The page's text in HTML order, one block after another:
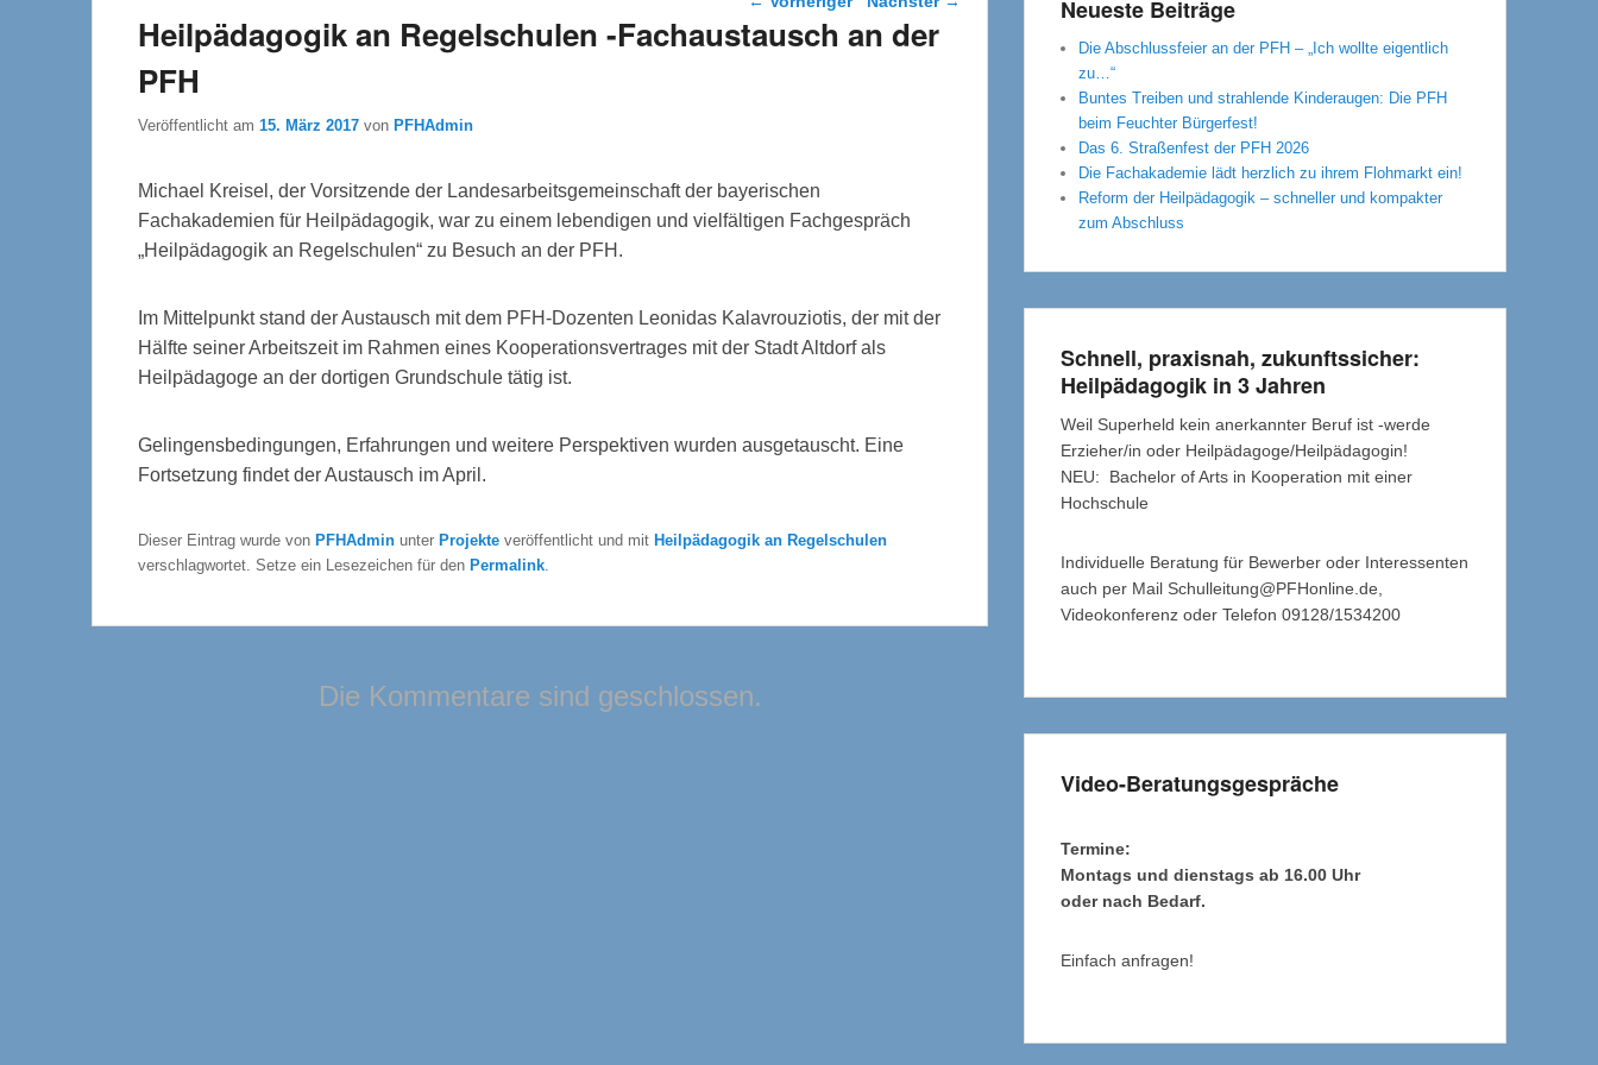
Heilpädagogik an Regelschulen -Fachaustausch an der
PFH
Veröffentlicht am 15. März 2017 von PFHAdmin
Michael Kreisel, der Vorsitzende der Landesarbeitsgemeinschaft der bayerischen
Fachakademien für Heilpädagogik, war zu einem lebendigen und vielfältigen Fachgespräch
„Heilpädagogik an Regelschulen“ zu Besuch an der PFH.
Im Mittelpunkt stand der Austausch mit dem PFH-Dozenten Leonidas Kalavrouziotis, der mit der
Hälfte seiner Arbeitszeit im Rahmen eines Kooperationsvertrages mit der Stadt Altdorf als
Heilpädagoge an der dortigen Grundschule tätig ist.
Gelingensbedingungen, Erfahrungen und weitere Perspektiven wurden ausgetauscht. Eine
Fortsetzung findet der Austausch im April.
Dieser Eintrag wurde von PFHAdmin unter Projekte veröffentlicht und mit Heilpädagogik an Regelschulen
verschlagwortet. Setze ein Lesezeichen für den Permalink
Die Kommentare sind geschlossen.
Neueste Beiträge
Die Abschlussfeier an der PFH – „Ich wollte eigentlich
zu…“
Buntes Treiben und strahlende Kinderaugen: Die PFH
beim Feuchter Bürgerfest!
Das 6. Straßenfest der PFH 2026
Die Fachakademie lädt herzlich zu ihrem Flohmarkt ein!
Reform der Heilpädagogik – schneller und kompakter
zum Abschluss
Schnell, praxisnah, zukunftssicher:
Heilpädagogik in 3 Jahren
Weil Superheld kein anerkannter Beruf ist -werde
Erzieher/in oder Heilpädagoge/Heilpädagogin!
NEU: Bachelor of Arts in Kooperation mit einer
Hochschule
Individuelle Beratung für Bewerber oder Interessenten
auch per Mail Schulleitung@PFHonline.de,
Videokonferenz oder Telefon 09128/1534200
Video-Beratungsgespräche
Termine:
Montags und dienstags ab 16.00 Uhr
oder nach Bedarf.
Einfach anfragen!